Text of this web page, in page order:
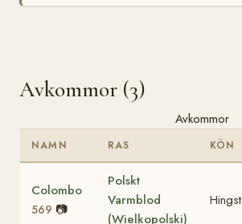
Avkommor (3)
Avkommor
NAMN RAS KÖN
Colombo
569 📷
Polskt
Varmblod
(Wielkopolski)
Hingst